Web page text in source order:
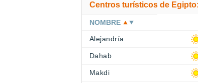
Centros turísticos de Egipto:
NOMBRE
Alejandría
Dahab
Makdi